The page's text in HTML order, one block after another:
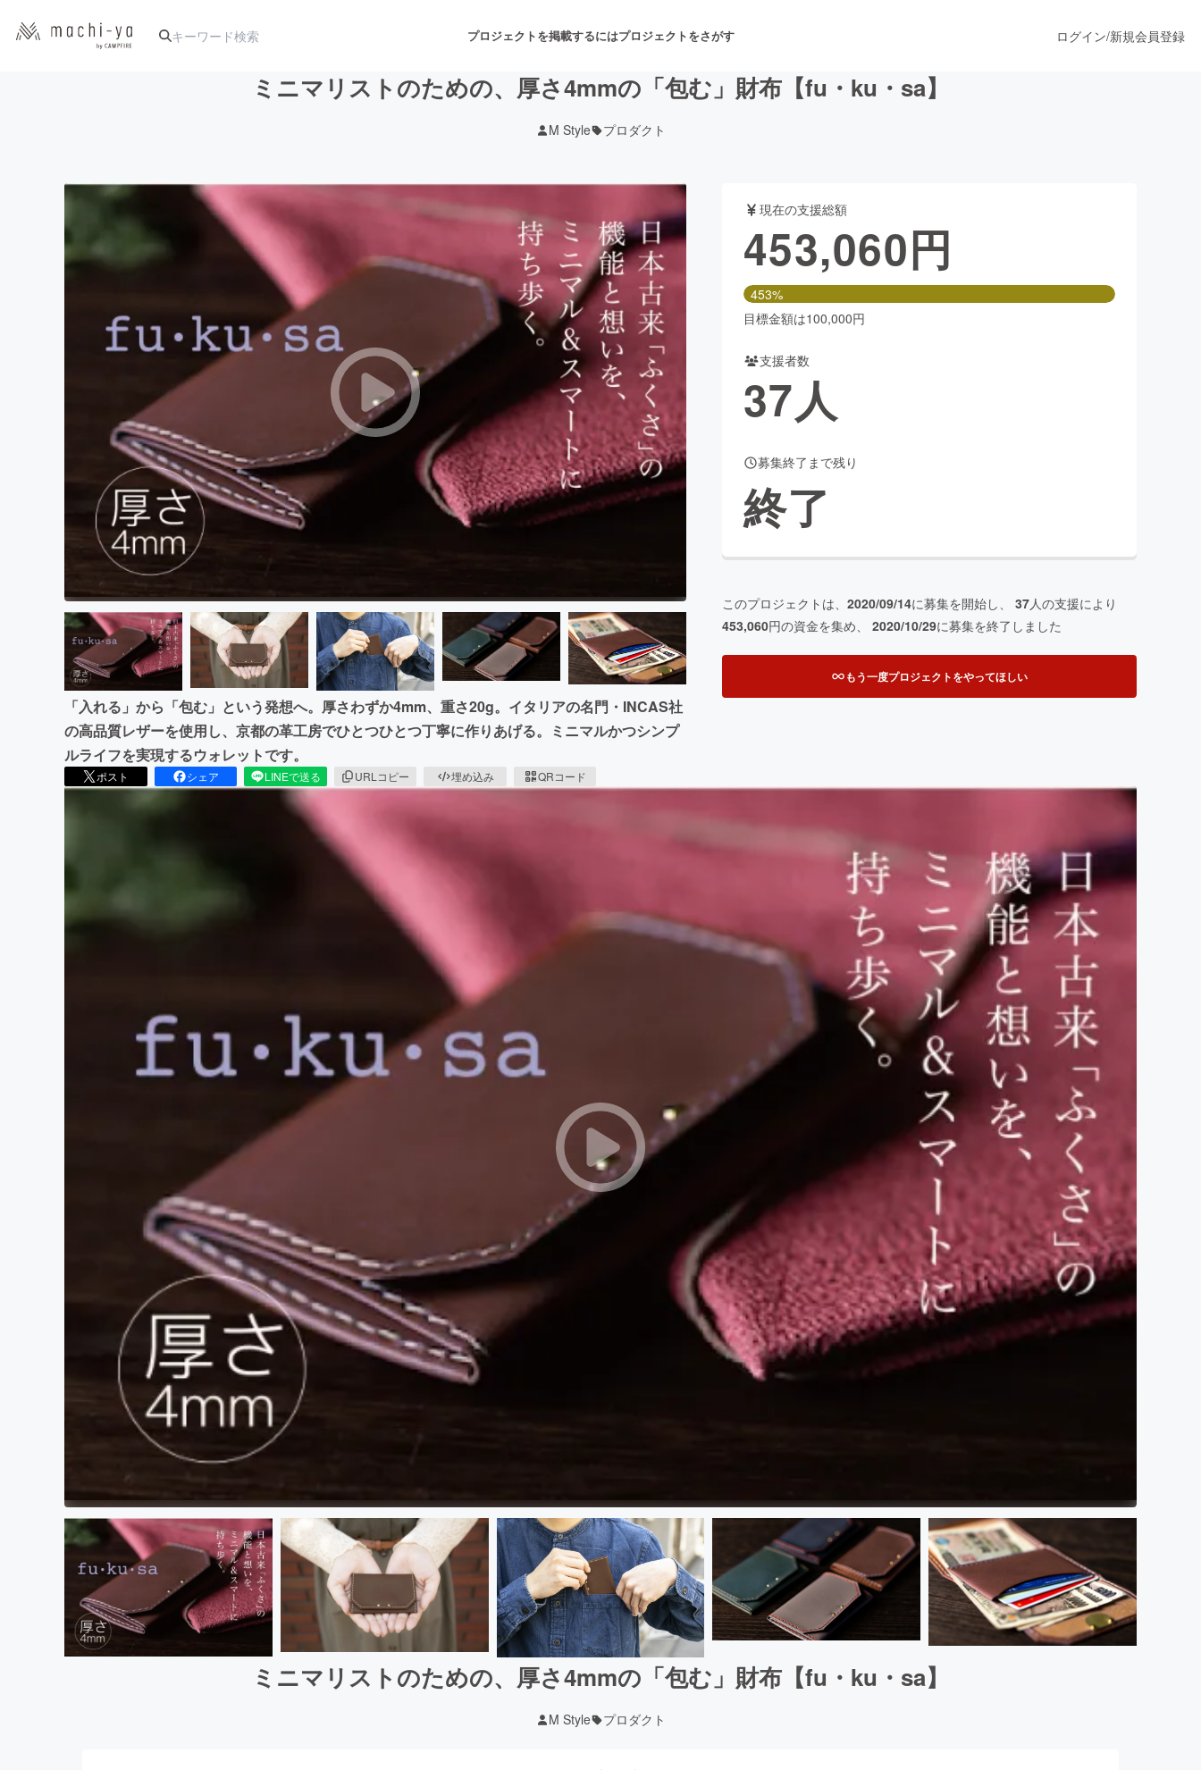
プロジェクトを掲載するにはプロジェクトをさがす
アート・写真 音楽 舞台・パフォーマンス
テクノロジー・ガジェット ゲーム・サービス開発 フード・飲食店 ファッション
映像・映画 書籍・雑誌出版 アニメ・漫画
ビジネス・起業 チャレンジ ビューティー・ヘルスケア
CAMPFIRE for Social GoodCAMPFIRE Creation
CAMPFIREふるさと納税machi-yaコミュニティ
ログイン/新規会員登録
ミニマリストのための、厚さ4mmの「包む」財布【fu・ku・sa】
M Style プロダクト
「入れる」から「包む」という発想へ。厚さわずか4mm、重さ20g。イタリアの名門・INCAS社
の高品質レザーを使用し、京都の革工房でひとつひとつ丁寧に作りあげる。ミニマルかつシンプ
ルライフを実現するウォレットです。
ポスト シェア LINEで送る URLコピー 埋め込み QRコード
現在の支援総額
453,060円
453%
目標金額は100,000円
支援者数
37人
募集終了まで残り
終了
このプロジェクトは、 2020/09/14に募集を開始し、 37人の支援により
453,060円の資金を集め、 2020/10/29に募集を終了しました
もう一度プロジェクトをやってほしい
ミニマリストのための、厚さ4mmの「包む」財布【fu・ku・sa】
M Style プロダクト